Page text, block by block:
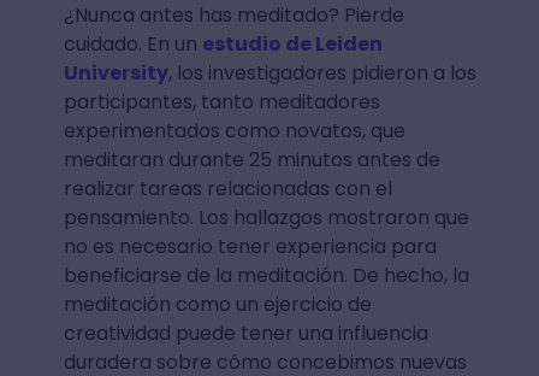
¿Nunca antes has meditado? Pierde
cuidado. En un estudio de Leiden
University, los investigadores pidieron a los
participantes, tanto meditadores
experimentados como novatos, que
meditaran durante 25 minutos antes de
realizar tareas relacionadas con el
pensamiento. Los hallazgos mostraron que
no es necesario tener experiencia para
beneficiarse de la meditación. De hecho, la
meditación como un ejercicio de
creatividad puede tener una influencia
duradera sobre cómo concebimos nuevas